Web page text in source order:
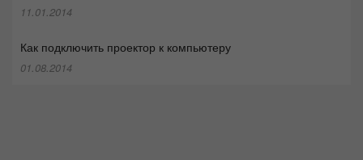
11.01.2014
Как подключить проектор к компьютеру
01.08.2014